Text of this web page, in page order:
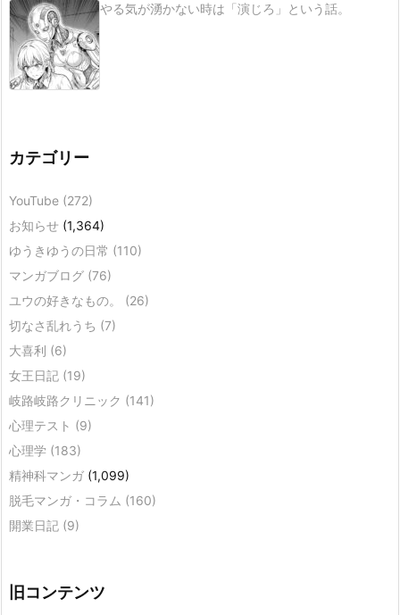
やる気が湧かない時は「演じろ」という話。
カテゴリー
YouTube (272)
お知らせ (1,364)
ゆうきゆうの日常 (110)
マンガブログ (76)
ユウの好きなもの。 (26)
切なさ乱れうち (7)
大喜利 (6)
女王日記 (19)
岐路岐路クリニック (141)
心理テスト (9)
心理学 (183)
精神科マンガ (1,099)
脱毛マンガ・コラム (160)
開業日記 (9)
旧コンテンツ